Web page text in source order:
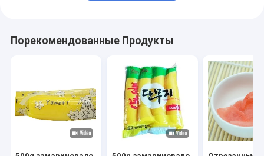
Порекомендованные Продукты